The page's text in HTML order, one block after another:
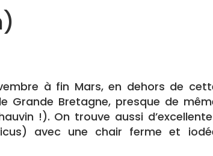
à fin Mars, en dehors de
Grande Bretagne, presque de
!). On trouve aussi
avec une chair ferme et